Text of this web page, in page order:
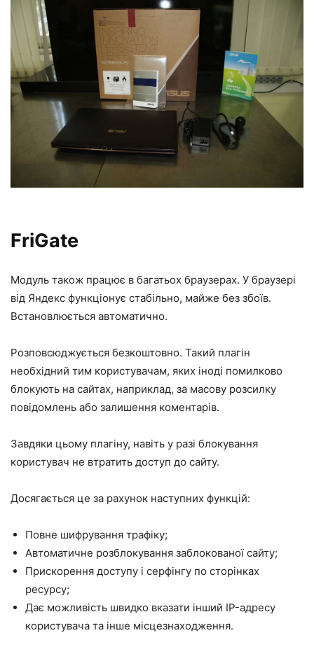
FriGate
Модуль також працює в багатьох браузерах. У браузері
від Яндекс функціонує стабільно, майже без збоїв.
Встановлюється автоматично.
Розповсюджується безкоштовно. Такий плагін
необхідний тим користувачам, яких іноді помилково
блокують на сайтах, наприклад, за масову розсилку
повідомлень або залишення коментарів.
Завдяки цьому плагіну, навіть у разі блокування
користувач не втратить доступ до сайту.
Досягається це за рахунок наступних функцій:
Повне шифрування трафіку;
Автоматичне розблокування заблокованої сайту;
Прискорення доступу і серфінгу по сторінках
ресурсу;
Дає можливість швидко вказати інший IP-адресу
користувача та інше місцезнаходження.